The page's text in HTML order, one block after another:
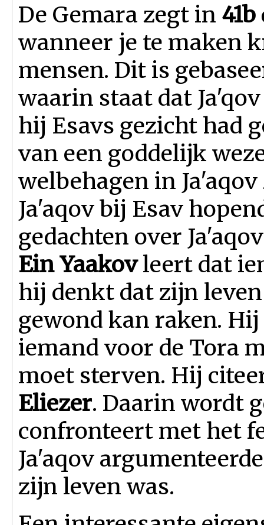
De Gemara zegt in 41b
wanneer je te maken
mensen. Dit is
waarin staat dat
hij Esavs gezicht had
van een goddelijk
welbehagen in
Ja'aqov bij Esav
gedachten over
Ein Yaakovleert dat
hij denkt dat zijn
gewond kan raken.
iemand voor de Tora
moet sterven. Hij
Eliezer. Daarin wordt
confronteert met het
Ja'aqov
zijn leven was.